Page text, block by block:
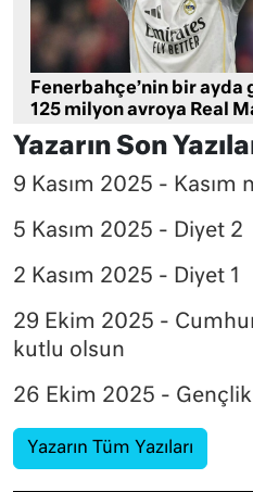
Fenerbahçe’nin bir
125 milyon avroya Real
Yazarın Son
9 Kasım 2025 - Kasım
5 Kasım 2025 - Diyet 2
2 Kasım 2025 - Diyet 1
29 Ekim 2025 -
kutlu olsun
26 Ekim 2025 -
Yazarın Tüm Yazıları